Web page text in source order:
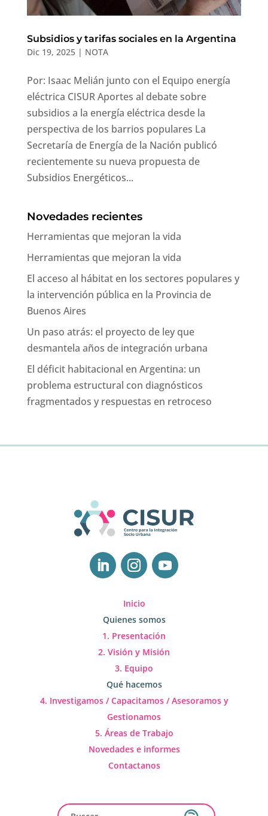
Subsidios y tarifas sociales en la Argentina
Dic 19, 2025| NOTA
Por: Isaac Melián junto con el Equipo energía
eléctrica CISUR Aportes al debate sobre
subsidios a la energía eléctrica desde la
perspectiva de los barrios populares La
Secretaría de Energía de la Nación publicó
recientemente su nueva propuesta de
Subsidios Energéticos...
Novedades recientes
Herramientas que mejoran la vida
Herramientas que mejoran la vida
El acceso al hábitat en los sectores populares y
la intervención pública en la Provincia de
Buenos Aires
Un paso atrás: el proyecto de ley que
desmantela años de integración urbana
El déficit habitacional en Argentina: un
problema estructural con diagnósticos
fragmentados y respuestas en retroceso
Inicio
Quienes somos
1. Presentación
2. Visión y Misión
3. Equipo
Qué hacemos
4. Investigamos / Capacitamos / Asesoramos y
Gestionamos
5. Áreas de Trabajo
Novedades e informes
Contactanos